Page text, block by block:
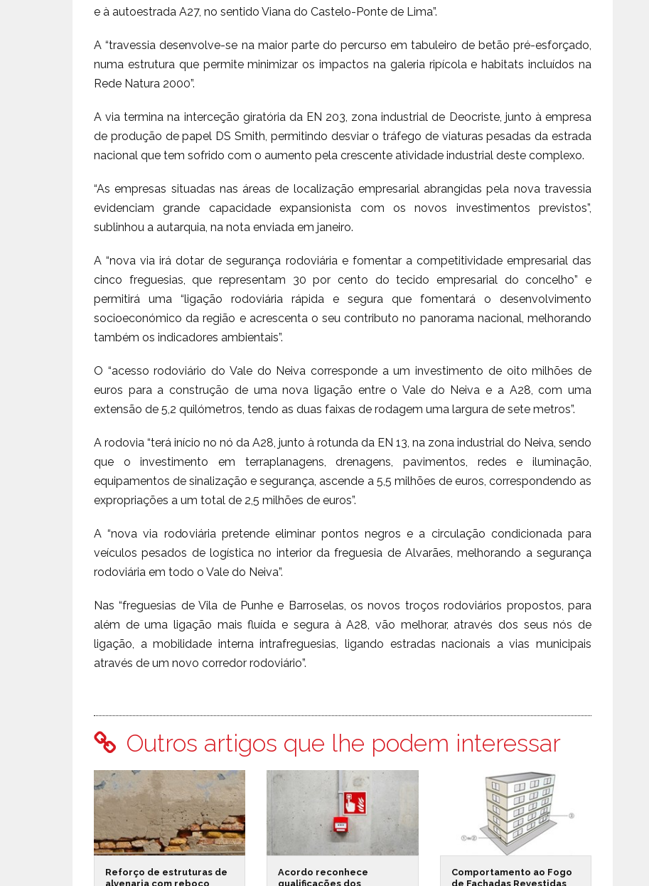
e à autoestrada A27, no sentido Viana do Castelo-Ponte de Lima”.
A “travessia desenvolve-se na maior parte do percurso em tabuleiro de betão pré-esforçado,
numa estrutura que permite minimizar os impactos na galeria ripícola e habitats incluídos na
Rede Natura 2000”.
A via termina na interceção giratória da EN 203, zona industrial de Deocriste, junto à empresa
de produção de papel DS Smith, permitindo desviar o tráfego de viaturas pesadas da estrada
nacional que tem sofrido com o aumento pela crescente atividade industrial deste complexo.
“As empresas situadas nas áreas de localização empresarial abrangidas pela nova travessia
evidenciam grande capacidade expansionista com os novos investimentos previstos”,
sublinhou a autarquia, na nota enviada em janeiro.
A “nova via irá dotar de segurança rodoviária e fomentar a competitividade empresarial das
cinco freguesias, que representam 30 por cento do tecido empresarial do concelho” e
permitirá uma “ligação rodoviária rápida e segura que fomentará o desenvolvimento
socioeconómico da região e acrescenta o seu contributo no panorama nacional, melhorando
também os indicadores ambientais”.
O “acesso rodoviário do Vale do Neiva corresponde a um investimento de oito milhões de
euros para a construção de uma nova ligação entre o Vale do Neiva e a A28, com uma
extensão de 5,2 quilómetros, tendo as duas faixas de rodagem uma largura de sete metros”.
A rodovia “terá início no nó da A28, junto à rotunda da EN 13, na zona industrial do Neiva, sendo
que o investimento em terraplanagens, drenagens, pavimentos, redes e iluminação,
equipamentos de sinalização e segurança, ascende a 5,5 milhões de euros, correspondendo as
expropriações a um total de 2,5 milhões de euros”.
A “nova via rodoviária pretende eliminar pontos negros e a circulação condicionada para
veículos pesados de logística no interior da freguesia de Alvarães, melhorando a segurança
rodoviária em todo o Vale do Neiva”.
Nas “freguesias de Vila de Punhe e Barroselas, os novos troços rodoviários propostos, para
além de uma ligação mais fluída e segura à A28, vão melhorar, através dos seus nós de
ligação, a mobilidade interna intrafreguesias, ligando estradas nacionais a vias municipais
através de um novo corredor rodoviário”.
Outros artigos que lhe podem interessar
Reforço de estruturas de
alvenaria com reboco
Acordo reconhece
qualificações dos
Comportamento ao Fogo
de Fachadas Revestidas